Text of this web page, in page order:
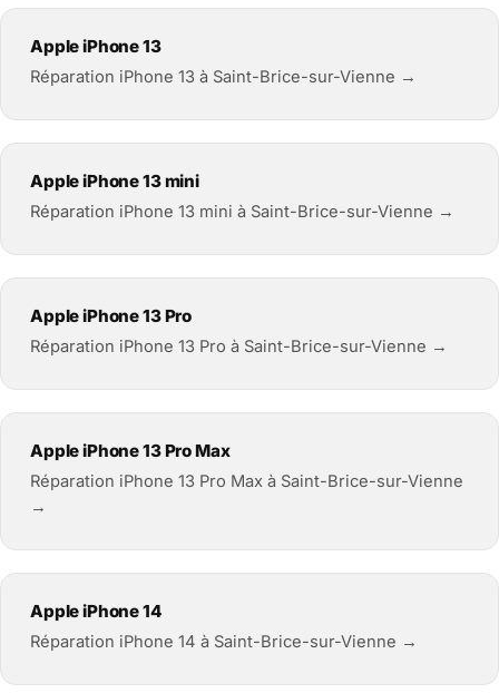
Apple iPhone 13
Réparation iPhone 13 à Saint-Brice-sur-Vienne →
Apple iPhone 13 mini
Réparation iPhone 13 mini à Saint-Brice-sur-Vienne →
Apple iPhone 13 Pro
Réparation iPhone 13 Pro à Saint-Brice-sur-Vienne →
Apple iPhone 13 Pro Max
Réparation iPhone 13 Pro Max à Saint-Brice-sur-Vienne
→
Apple iPhone 14
Réparation iPhone 14 à Saint-Brice-sur-Vienne →